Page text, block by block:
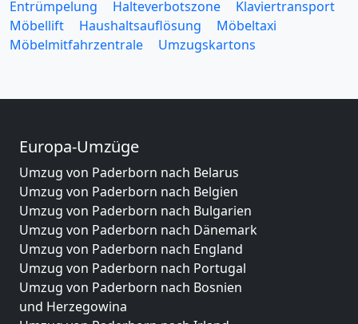
Entrümpelung
Halteverbotszone
Klaviertransport
Möbellift
Haushaltsauflösung
Möbeltaxi
Möbelmitfahrzentrale
Umzugskartons
Europa-Umzüge
Umzug von Paderborn nach Belarus
Umzug von Paderborn nach Belgien
Umzug von Paderborn nach Bulgarien
Umzug von Paderborn nach Dänemark
Umzug von Paderborn nach England
Umzug von Paderborn nach Portugal
Umzug von Paderborn nach Bosnien
und Herzegowina